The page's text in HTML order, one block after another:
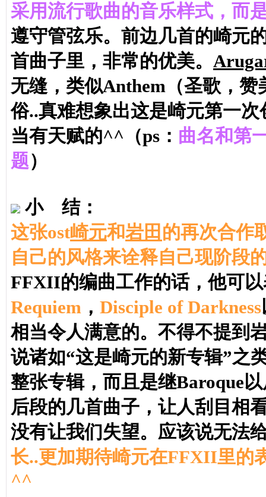
采用流行歌曲的音乐样式，而
遵守管弦乐。前边几首的崎元
首曲子里，非常的优美。
无缝，类似Anthem（圣歌，
俗..真难想象出这是崎元第一
当有天赋的^^（ps： 曲名和第
题）
小 结：
这张ost崎元和岩田 的再次合作
自己的风格来诠释自己现阶段
FFXII的编曲工作的话，他可
Requiem ， Disciple of Darkness
相当令人满意的。不得不提到
说诸如“这是崎元的新专辑”之
整张专辑，而且是继Baroque
后段的几首曲子，让人刮目相
没有让我们失望。应该说无法
长..更加期待崎元在FFXII里的
^^